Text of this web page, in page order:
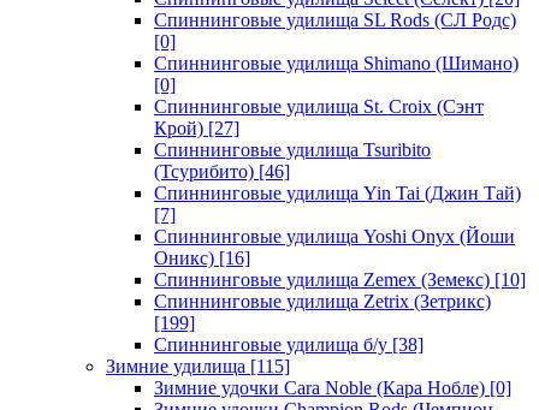
Спиннинговые удилища SL Rods (СЛ Родс)
[0]
Спиннинговые удилища Shimano (Шимано)
[0]
Спиннинговые удилища St. Croix (Сэнт
Крой) [27]
Спиннинговые удилища Tsuribito
(Тсурибито) [46]
Спиннинговые удилища Yin Tai (Джин Тай)
[7]
Спиннинговые удилища Yoshi Onyx (Йоши
Оникс) [16]
Спиннинговые удилища Zemex (Земекс) [10]
Спиннинговые удилища Zetrix (Зетрикс)
[199]
Спиннинговые удилища б/у [38]
Зимние удилища [115]
Зимние удочки Cara Noble (Кара Нобле) [0]